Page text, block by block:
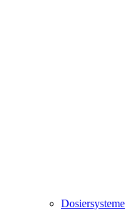
Dosiersysteme